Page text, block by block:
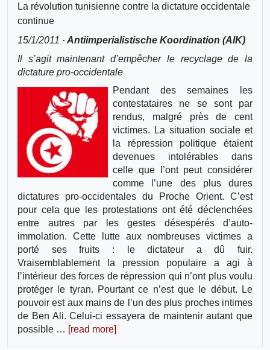
La révolution tunisienne contre la dictature occidentale
continue
15/1/2011 · Antiimperialistische Koordination (AIK)
Il s’agit maintenant d’empêcher le recyclage de la
dictature pro-occidentale
Pendant des semaines les
contestataires ne se sont par
rendus, malgré près de cent
victimes. La situation sociale et
la répression politique étaient
devenues intolérables dans
celle que l’ont peut considérer
comme l’une des plus dures
dictatures pro-occidentales du Proche Orient. C’est
pour cela que les protestations ont été déclenchées
entre autres par les gestes désespérés d’auto-
immolation. Cette lutte aux nombreuses victimes a
porté ses fruits : le dictateur a dû fuir.
Vraisemblablement la pression populaire a agi à
l’intérieur des forces de répression qui n’ont plus voulu
protéger le tyran. Pourtant ce n’est que le début. Le
pouvoir est aux mains de l’un des plus proches intimes
de Ben Ali. Celui-ci essayera de maintenir autant que
possible … [read more]